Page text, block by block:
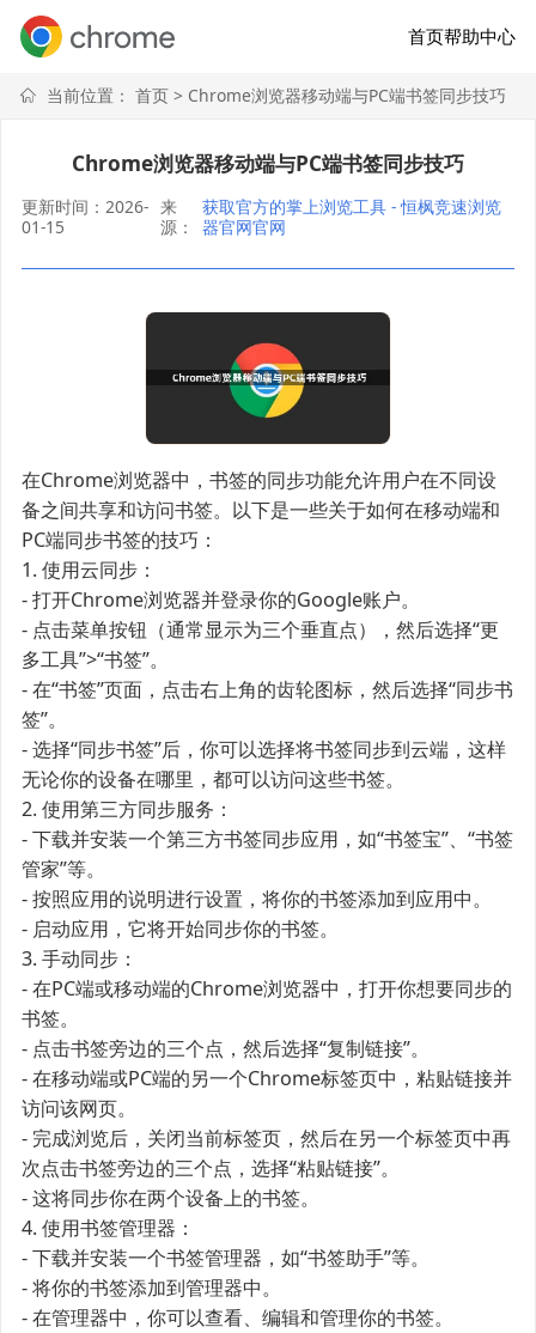
首页帮助中心
当前位置： 首页> Chrome浏览器移动端与PC端书签同步技巧
Chrome浏览器移动端与PC端书签同步技巧
更新时间：2026-
01-15
来
源：
获取官方的掌上浏览工具 - 恒枫竞速浏览
器官网官网
在Chrome浏览器中，书签的同步功能允许用户在不同设
备之间共享和访问书签。以下是一些关于如何在移动端和
PC端同步书签的技巧：
1. 使用云同步：
- 打开Chrome浏览器并登录你的Google账户。
- 点击菜单按钮（通常显示为三个垂直点），然后选择“更
多工具”>“书签”。
- 在“书签”页面，点击右上角的齿轮图标，然后选择“同步书
签”。
- 选择“同步书签”后，你可以选择将书签同步到云端，这样
无论你的设备在哪里，都可以访问这些书签。
2. 使用第三方同步服务：
- 下载并安装一个第三方书签同步应用，如“书签宝”、“书签
管家”等。
- 按照应用的说明进行设置，将你的书签添加到应用中。
- 启动应用，它将开始同步你的书签。
3. 手动同步：
- 在PC端或移动端的Chrome浏览器中，打开你想要同步的
书签。
- 点击书签旁边的三个点，然后选择“复制链接”。
- 在移动端或PC端的另一个Chrome标签页中，粘贴链接并
访问该网页。
- 完成浏览后，关闭当前标签页，然后在另一个标签页中再
次点击书签旁边的三个点，选择“粘贴链接”。
- 这将同步你在两个设备上的书签。
4. 使用书签管理器：
- 下载并安装一个书签管理器，如“书签助手”等。
- 将你的书签添加到管理器中。
- 在管理器中，你可以查看、编辑和管理你的书签。